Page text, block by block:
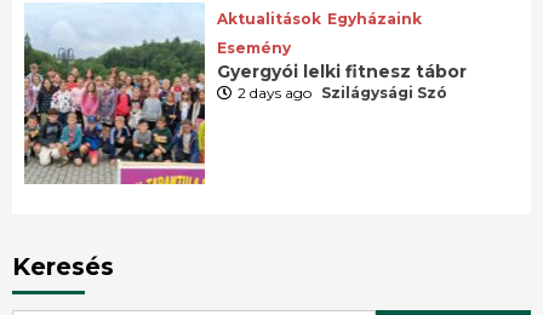
Aktualitások Egyházaink
Esemény
Gyergyói lelki fitnesz tábor
2 days ago Szilágysági Szó
Keresés